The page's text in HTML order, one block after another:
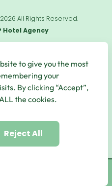
All Rights Reserved.
Hotel Agency
to give you the most
your
By clicking “Accept”,
the cookies.
Reject All